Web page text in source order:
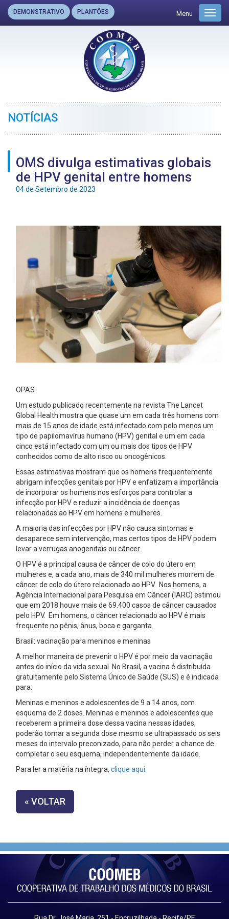
DEMONSTRATIVO PLANTÕES Menu
NOTÍCIAS
OMS divulga estimativas globais
de HPV genital entre homens
04 de Setembro de 2023
OPAS
Um estudo publicado recentemente na revista The Lancet
Global Health mostra que quase um em cada três homens com
mais de 15 anos de idade está infectado com pelo menos um
tipo de papilomavírus humano (HPV) genital e um em cada
cinco está infectado com um ou mais dos tipos de HPV
conhecidos como de alto risco ou oncogênicos.
Essas estimativas mostram que os homens frequentemente
abrigam infecções genitais por HPV e enfatizam a importância
de incorporar os homens nos esforços para controlar a
infecção por HPV e reduzir a incidência de doenças
relacionadas ao HPV em homens e mulheres.
A maioria das infecções por HPV não causa sintomas e
desaparece sem intervenção, mas certos tipos de HPV podem
levar a verrugas anogenitais ou câncer.
O HPV é a principal causa de câncer de colo do útero em
mulheres e, a cada ano, mais de 340 mil mulheres morrem de
câncer de colo do útero relacionado ao HPV. Nos homens, a
Agência Internacional para Pesquisa em Câncer (IARC) estimou
que em 2018 houve mais de 69.400 casos de câncer causados
pelo HPV. Em homens, o câncer relacionado ao HPV é mais
frequente no pênis, ânus, boca e garganta.
Brasil: vacinação para meninos e meninas
A melhor maneira de prevenir o HPV é por meio da vacinação
antes do início da vida sexual. No Brasil, a vacina é distribuída
gratuitamente pelo Sistema Único de Saúde (SUS) e é indicada
para:
Meninas e meninos e adolescentes de 9 a 14 anos, com
esquema de 2 doses. Meninas e meninos e adolescentes que
receberem a primeira dose dessa vacina nessas idades,
poderão tomar a segunda dose mesmo se ultrapassado os seis
meses do intervalo preconizado, para não perder a chance de
completar o seu esquema, independentemente da idade.
Para ler a matéria na íntegra, clique aqui.
« VOLTAR